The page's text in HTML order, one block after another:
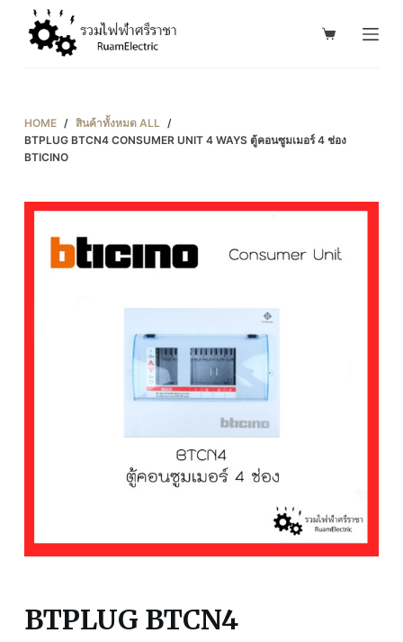
o
c
HOME / สินค้าทั้งหมด ALL /
BTPLUG BTCN4 CONSUMER UNIT 4 WAYS ตู้คอนซูมเมอร์ 4 ช่อง
BTICINO
BTPLUG BTCN4